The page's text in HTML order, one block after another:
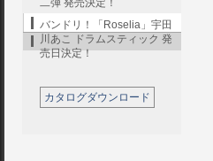
二弾 発売決定！
バンドリ！「Roselia」宇田
川あこ ドラムスティック 発
売日決定！
カタログダウンロード